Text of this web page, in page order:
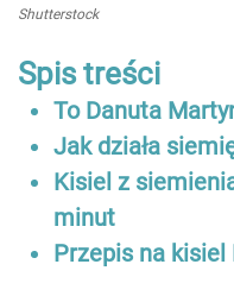
Shutterstock
Spis treści
To Danuta
Jak działa
Kisiel z
minut
Przepis na